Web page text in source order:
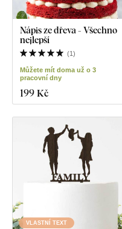
Nápis ze dřeva - Všechno
nejlepší
(1)
Můžete mít doma už o 3
pracovní dny
199 Kč
VLASTNÍ TEXT